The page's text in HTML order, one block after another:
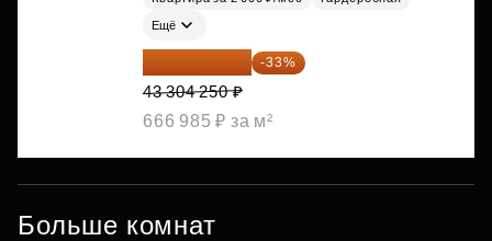
Ещё
29 013 848 ₽ -33%
43 304 250 ₽
666 985 ₽ за м²
Больше комнат